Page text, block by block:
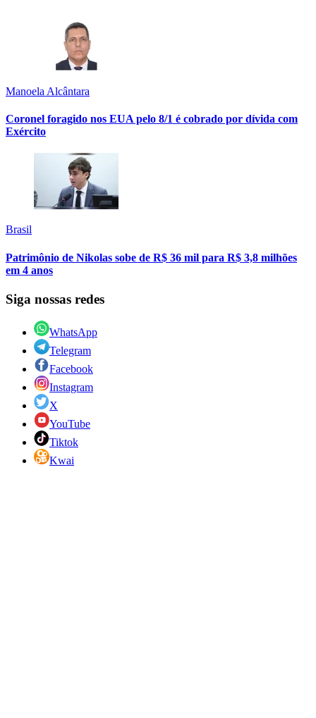
Manoela Alcântara
Coronel foragido nos EUA pelo 8/1 é cobrado por dívida com
Exército
Brasil
Patrimônio de Nikolas sobe de R$ 36 mil para R$ 3,8 milhões
em 4 anos
Siga nossas redes
WhatsApp
Telegram
Facebook
Instagram
X
YouTube
Tiktok
Kwai